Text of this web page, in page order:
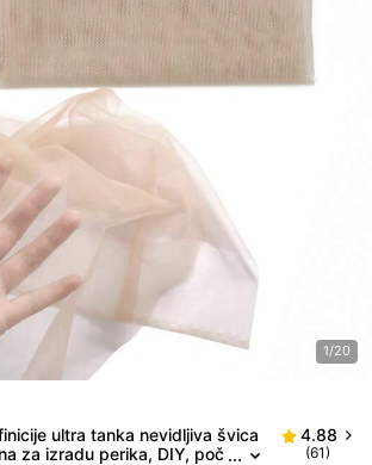
1/20
ultra tanka nevidljiva švica
za izradu perika, DIY, poč
4.88
(61)